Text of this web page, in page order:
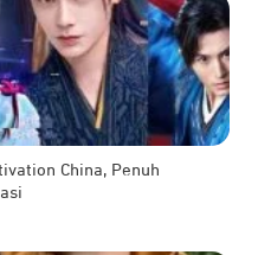
China, Penuh